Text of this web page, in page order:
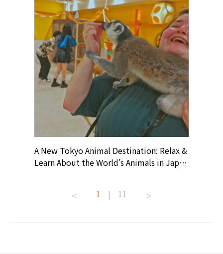
A New Tokyo Animal Destination: Relax &
Learn About the World’s Animals in Japan
#capybaracafe #animalcafe #tokyotrip
가볼만한곳 #도쿄여행 #가족여행 #東京旅
1 | 11